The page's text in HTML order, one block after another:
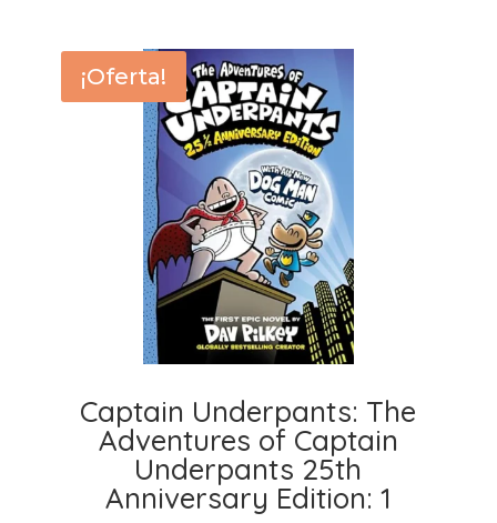
¡Oferta!
Captain Underpants: The
Adventures of Captain
Underpants 25th
Anniversary Edition: 1